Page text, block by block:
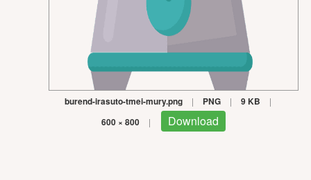
burend-irasuto-tmei-mury.png | PNG | 9 KB |
600 × 800 | Download